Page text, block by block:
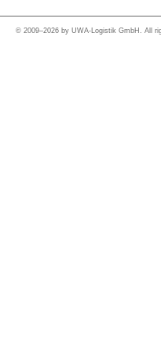
© 2009–2026 by UWA-Logistik GmbH. All